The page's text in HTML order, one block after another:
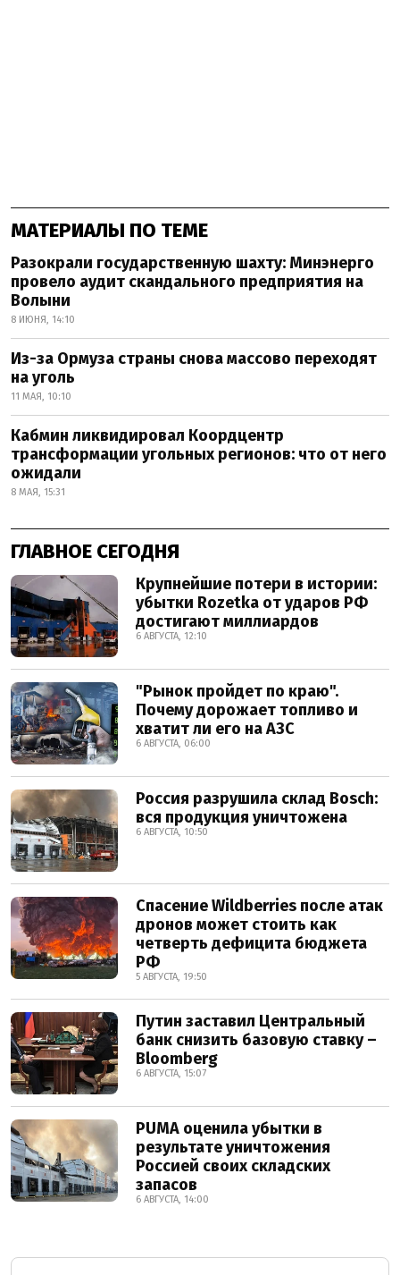
МАТЕРИАЛЫ ПО ТЕМЕ
Разокрали государственную шахту: Минэнерго
провело аудит скандального предприятия на
Волыни
8 ИЮНЯ, 14:10
Из-за Ормуза страны снова массово переходят
на уголь
11 МАЯ, 10:10
Кабмин ликвидировал Коордцентр
трансформации угольных регионов: что от него
ожидали
8 МАЯ, 15:31
ГЛАВНОЕ СЕГОДНЯ
Крупнейшие потери в истории:
убытки Rozetka от ударов РФ
достигают миллиардов
6 АВГУСТА, 12:10
"Рынок пройдет по краю".
Почему дорожает топливо и
хватит ли его на АЗС
6 АВГУСТА, 06:00
Россия разрушила склад Bosch:
вся продукция уничтожена
6 АВГУСТА, 10:50
Спасение Wildberries после атак
дронов может стоить как
четверть дефицита бюджета
РФ
5 АВГУСТА, 19:50
Путин заставил Центральный
банк снизить базовую ставку –
Bloomberg
6 АВГУСТА, 15:07
PUMA оценила убытки в
результате уничтожения
Россией своих складских
запасов
6 АВГУСТА, 14:00